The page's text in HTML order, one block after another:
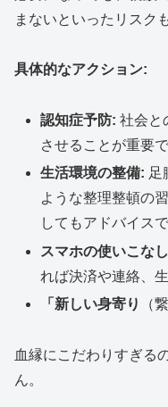
まないといったリスク
具体的なアクション:
認知症予防: 社会と
させることが重要で
生活環境の整備: 足
ような整理整頓の
してもアドバイス
スマホの使いこな
れば決済や連絡、
「新しい身寄り
（
血縁にこだわりすぎる
ん。